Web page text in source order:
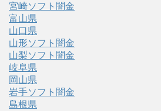
宮崎ソフト闇金
富山県
山口県
山形ソフト闇金
山梨ソフト闇金
岐阜県
岡山県
岩手ソフト闇金
島根県